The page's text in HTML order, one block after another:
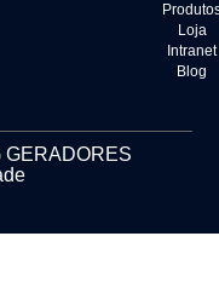
Loja
Intranet
Blog